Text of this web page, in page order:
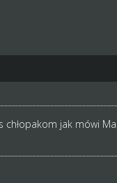
jak mówi